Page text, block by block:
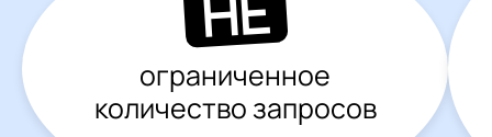
ограниченное
количество запросов